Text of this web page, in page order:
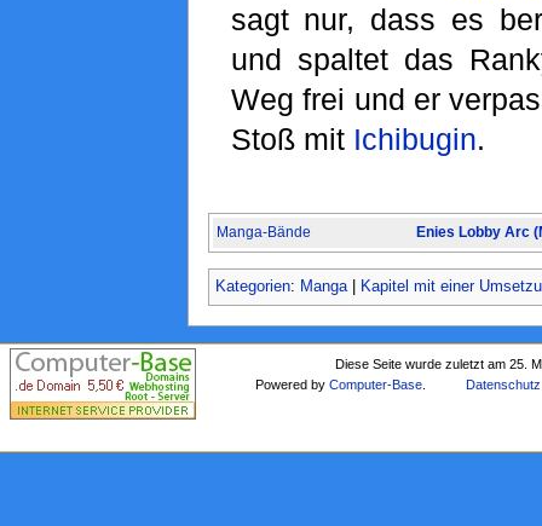
sagt nur, dass es
und spaltet das
Weg frei und er
Stoß mit Ichibugin.
Manga-Bände Enies Lobby Arc
Kategorien: Manga| Kapitel mit einer
Diese Seite wurde zuletzt am 25.
Powered byComputer-Base Datenschutz